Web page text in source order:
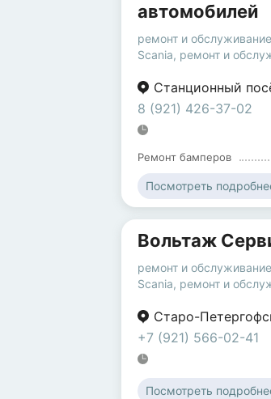
автомобилей
ремонт и
Scania, ремонт и
Станционный
8 (921) 426-37-02
Ремонт бамперов
Посмотреть
Вольтаж
ремонт и
Scania, ремонт и
Старо-
+7 (921) 566-02-41
Посмотреть